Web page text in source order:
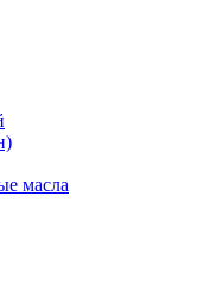
масла